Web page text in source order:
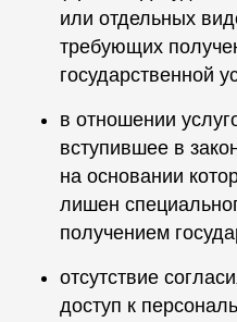
или отдельных
требующих
государственной
в отношении
вступившее в
на основании
лишен
получением
отсутствие
доступ к